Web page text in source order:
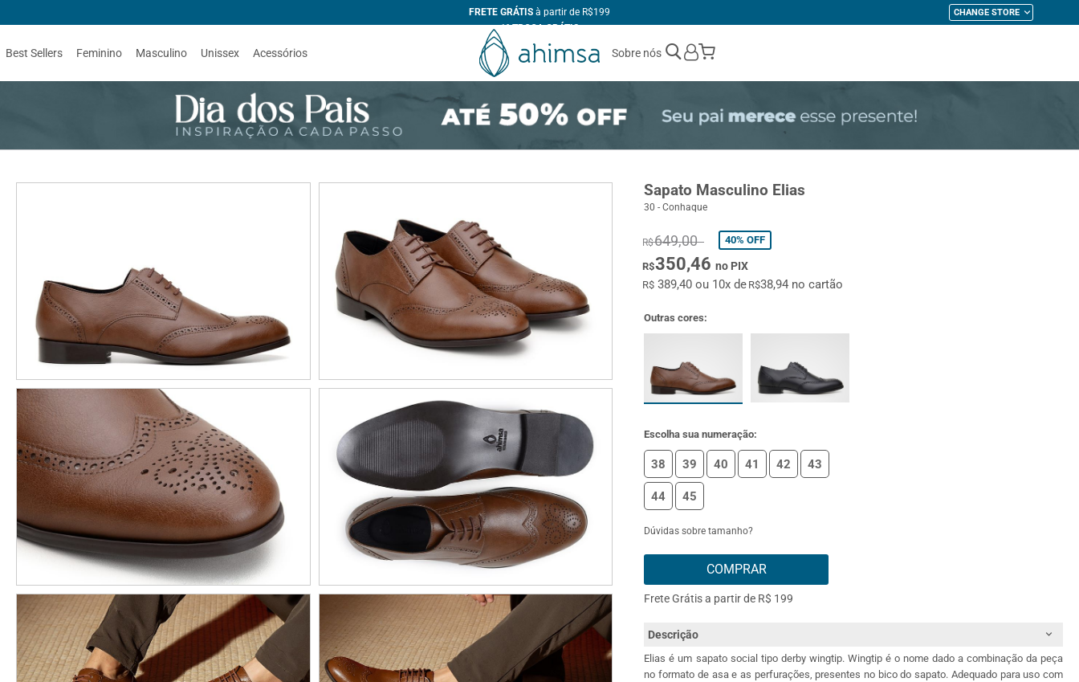
FRETE GRÁTIS à partir de R$199
1ª TROCA GRÁTIS
ATÉ 10X
SEM JUROS
+10% DE DESCONTO no PIX
FABRICAÇÃO PRÓPRIA
CHANGE STORE
Best Sellers Feminino Masculino Unissex Acessórios Sobre nós
My Cart
Sapato Masculino Elias
30 - Conhaque
R$649,00 40% OFF
R$350,46no PIX
R$ 389,40 ou 10x deR$38,94 no cartão
Outras cores:
Escolha sua numeração:
38 39 40 41 42 43
44 45
Dúvidas sobre tamanho?
COMPRAR
Frete Grátis a partir de R$ 199
Descrição
Elias é um sapato social tipo derby wingtip. Wingtip é o nome dado a combinação da peça
no formato de asa e as perfurações, presentes no bico do sapato. Adequado para uso com